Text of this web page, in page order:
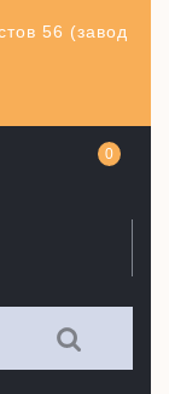
56 (завод
0